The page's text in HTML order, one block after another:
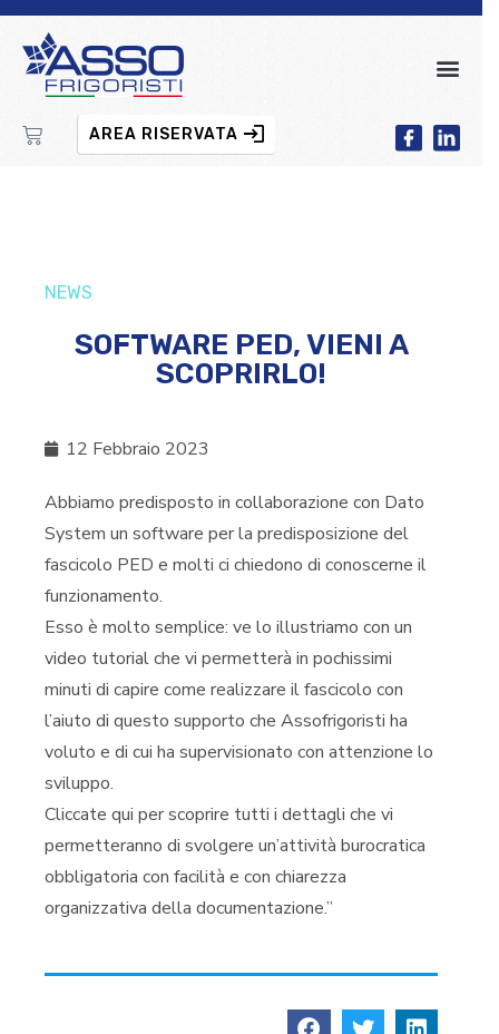
AREA RISERVATA
NEWS
SOFTWARE PED, VIENI A
SCOPRIRLO!
12 Febbraio 2023
Abbiamo predisposto in collaborazione con Dato
System un software per la predisposizione del
fascicolo PED e molti ci chiedono di conoscerne il
funzionamento.
Esso è molto semplice: ve lo illustriamo con un
video tutorial che vi permetterà in pochissimi
minuti di capire come realizzare il fascicolo con
l’aiuto di questo supporto che Assofrigoristi ha
voluto e di cui ha supervisionato con attenzione lo
sviluppo.
Cliccate qui per scoprire tutti i dettagli che vi
permetteranno di svolgere un’attività burocratica
obbligatoria con facilità e con chiarezza
organizzativa della documentazione.”